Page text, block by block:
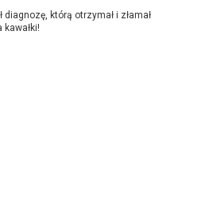
diagnozę, którą otrzymał i złamał